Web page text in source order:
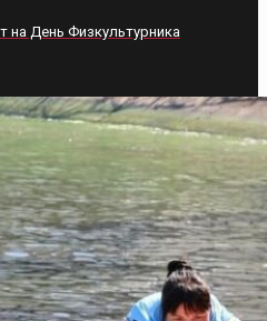
на День Физкультурника